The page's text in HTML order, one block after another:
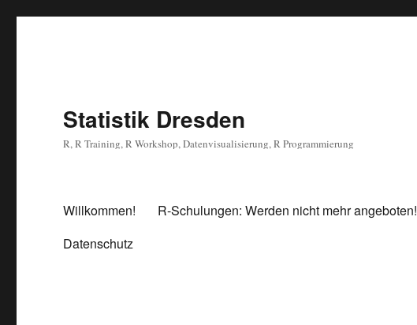
Statistik Dresden
R, R Training, R Workshop, Datenvisualisierung, R Programmierung
Willkommen! R-Schulungen: Werden nicht mehr angeboten!
Datenschutz